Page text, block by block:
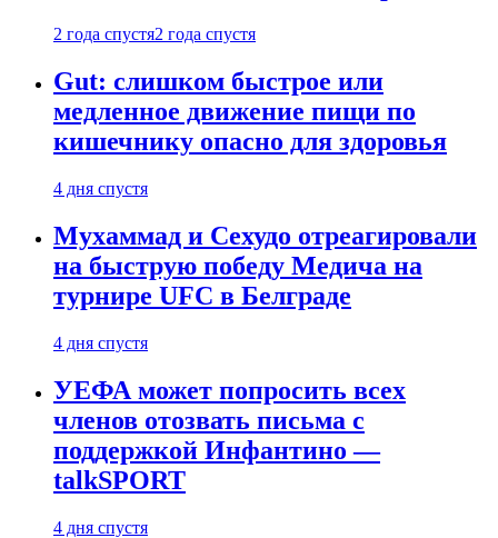
2 года спустя2 года спустя
Gut: слишком быстрое или
медленное движение пищи по
кишечнику опасно для здоровья
4 дня спустя
Мухаммад и Сехудо отреагировали
на быструю победу Медича на
турнире UFC в Белграде
4 дня спустя
УЕФА может попросить всех
членов отозвать письма с
поддержкой Инфантино —
talkSPORT
4 дня спустя